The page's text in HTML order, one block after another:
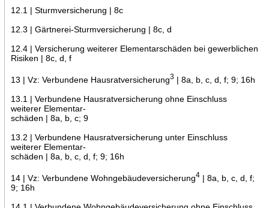
12.1 | Sturmversicherung | 8c
12.3 | Gärtnerei-Sturmversicherung | 8c, d
12.4 | Versicherung weiterer Elementarschäden bei gewerblichen
Risiken | 8c, d, f
13 | Vz: Verbundene Hausratversicherung3| 8a, b, c, d, f; 9; 16h
13.1 | Verbundene Hausratversicherung ohne Einschluss
weiterer Elementar-
schäden | 8a, b, c; 9
13.2 | Verbundene Hausratversicherung unter Einschluss
weiterer Elementar-
schäden | 8a, b, c, d, f; 9; 16h
14 | Vz: Verbundene Wohngebäudeversicherung4| 8a, b, c, d, f;
9; 16h